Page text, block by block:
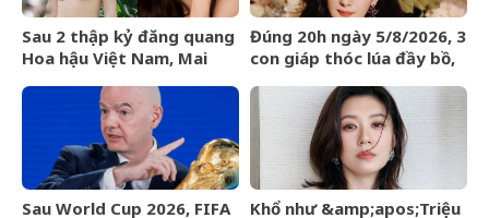
Sau 2 thập kỷ đăng quang
Hoa hậu Việt Nam, Mai
Đúng 20h ngày 5/8/2026, 3
con giáp thóc lúa đầy bồ,
sang nhất làng
Sau World Cup 2026, FIFA Khổ như &amp;apos;Triệu